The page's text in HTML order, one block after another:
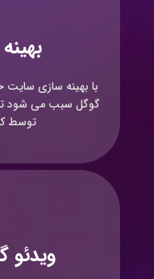
با بهینه سازی
گوگل سبب می شود
توسط
ویدئو